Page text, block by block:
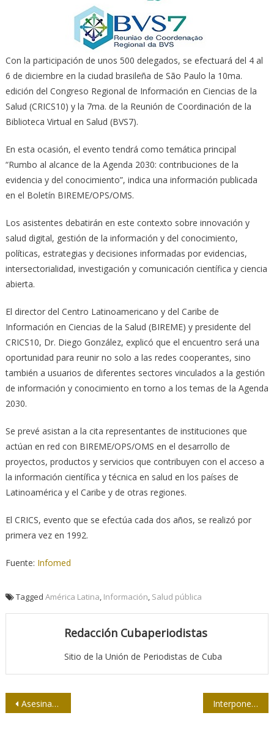
Con la participación de unos 500 delegados, se efectuará del 4 al
6 de diciembre en la ciudad brasileña de São Paulo la 10ma.
edición del Congreso Regional de Información en Ciencias de la
Salud (CRICS10) y la 7ma. de la Reunión de Coordinación de la
Biblioteca Virtual en Salud (BVS7).
En esta ocasión, el evento tendrá como temática principal
“Rumbo al alcance de la Agenda 2030: contribuciones de la
evidencia y del conocimiento”, indica una información publicada
en el Boletín BIREME/OPS/OMS.
Los asistentes debatirán en este contexto sobre innovación y
salud digital, gestión de la información y del conocimiento,
políticas, estrategias y decisiones informadas por evidencias,
intersectorialidad, investigación y comunicación científica y ciencia
abierta.
El director del Centro Latinoamericano y del Caribe de
Información en Ciencias de la Salud (BIREME) y presidente del
CRICS10, Dr. Diego González, explicó que el encuentro será una
oportunidad para reunir no solo a las redes cooperantes, sino
también a usuarios de diferentes sectores vinculados a la gestión
de información y conocimiento en torno a los temas de la Agenda
2030.
Se prevé asistan a la cita representantes de instituciones que
actúan en red con BIREME/OPS/OMS en el desarrollo de
proyectos, productos y servicios que contribuyen con el acceso a
la información científica y técnica en salud en los países de
Latinoamérica y el Caribe y de otras regiones.
El CRICS, evento que se efectúa cada dos años, se realizó por
primera vez en 1992.
Fuente: Infomed
Tagged América Latina, Información, Salud pública
Redacción Cubaperiodistas
Sitio de la Unión de Periodistas de Cuba
Navegación
Asesinan a otro periodista en Veracruz, México Interponen en EE.UU. demanda colectiva contra Facebook